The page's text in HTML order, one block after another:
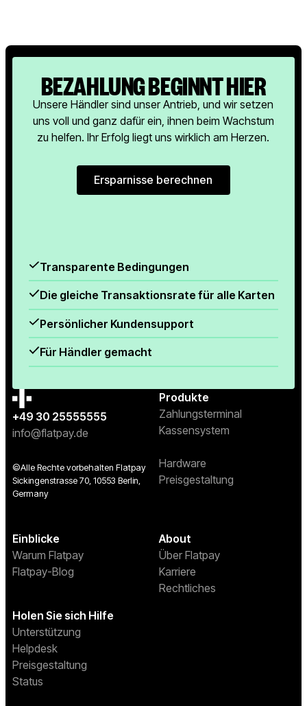
BEZAHLUNG BEGINNT HIER
Unsere Händler sind unser Antrieb, und wir setzen
uns voll und ganz dafür ein, ihnen beim Wachstum
zu helfen. Ihr Erfolg liegt uns wirklich am Herzen.
Ersparnisse berechnen
Ersparnisse berechnen
Transparente Bedingungen
Die gleiche Transaktionsrate für alle Karten
Persönlicher Kundensupport
Für Händler gemacht
+49 30 25555555
info@flatpay.de
©Alle Rechte vorbehalten Flatpay
Sickingenstrasse 70, 10553 Berlin,
Germany
Produkte
Zahlungsterminal
Kassensystem
Hardware
Preisgestaltung
Einblicke
Warum Flatpay
Flatpay-Blog
About
Über Flatpay
Karriere
Rechtliches
Holen Sie sich Hilfe
Unterstützung
Helpdesk
Preisgestaltung
Status